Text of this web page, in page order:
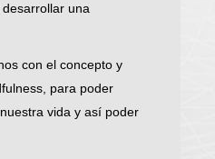
una
con el concepto y
para poder
vida y así poder